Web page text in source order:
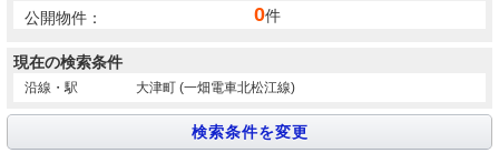
公開物件：
0件
現在の検索条件
沿線・駅 大津町 (一畑電車北松江線)